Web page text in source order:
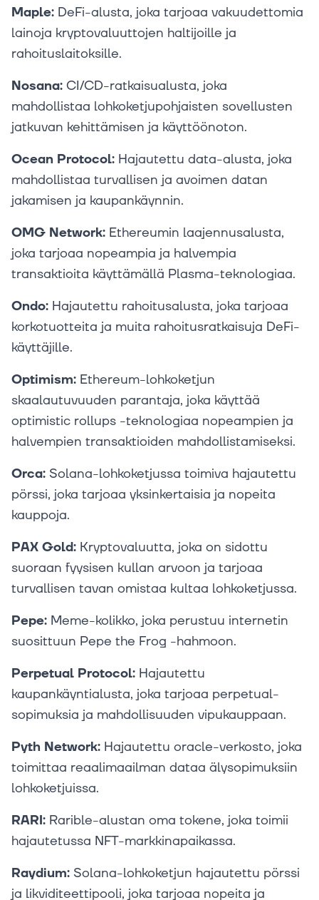
Maple: DeFi-alusta, joka tarjoaa vakuudettomia
lainoja kryptovaluuttojen haltijoille ja
rahoituslaitoksille.
Nosana: CI/CD-ratkaisualusta, joka
mahdollistaa lohkoketjupohjaisten sovellusten
jatkuvan kehittämisen ja käyttöönoton.
Ocean Protocol: Hajautettu data-alusta, joka
mahdollistaa turvallisen ja avoimen datan
jakamisen ja kaupankäynnin.
OMG Network: Ethereumin laajennusalusta,
joka tarjoaa nopeampia ja halvempia
transaktioita käyttämällä Plasma-teknologiaa.
Ondo: Hajautettu rahoitusalusta, joka tarjoaa
korkotuotteita ja muita rahoitusratkaisuja DeFi-
käyttäjille.
Optimism: Ethereum-lohkoketjun
skaalautuvuuden parantaja, joka käyttää
optimistic rollups -teknologiaa nopeampien ja
halvempien transaktioiden mahdollistamiseksi.
Orca: Solana-lohkoketjussa toimiva hajautettu
pörssi, joka tarjoaa yksinkertaisia ja nopeita
kauppoja.
PAX Gold: Kryptovaluutta, joka on sidottu
suoraan fyysisen kullan arvoon ja tarjoaa
turvallisen tavan omistaa kultaa lohkoketjussa.
Pepe: Meme-kolikko, joka perustuu internetin
suosittuun Pepe the Frog -hahmoon.
Perpetual Protocol: Hajautettu
kaupankäyntialusta, joka tarjoaa perpetual-
sopimuksia ja mahdollisuuden vipukauppaan.
Pyth Network: Hajautettu oracle-verkosto, joka
toimittaa reaalimaailman dataa älysopimuksiin
lohkoketjuissa.
RARI: Rarible-alustan oma tokene, joka toimii
hajautetussa NFT-markkinapaikassa.
Raydium: Solana-lohkoketjun hajautettu pörssi
ja likviditeettipooli, joka tarjoaa nopeita ja